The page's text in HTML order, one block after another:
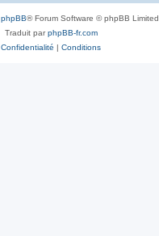
phpBB® Forum Software © phpBB Limited
Traduit parphpBB-fr.com
Confidentialité | Conditions